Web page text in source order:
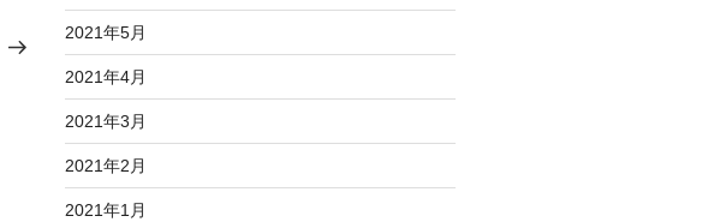
の
2021年5月
2021年4月
2021年3月
2021年2月
2021年1月